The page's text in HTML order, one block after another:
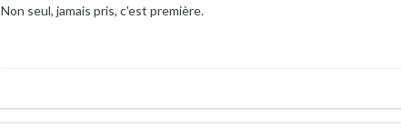
Non seul, jamais pris, c'est première.